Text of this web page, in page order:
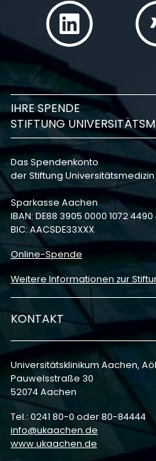
IHRE SPENDE
STIFTUNG
Das Spendenkonto
der Stiftung
Sparkasse Aachen
IBAN: DE88 3905 0000 1072 4490
BIC: AACSDE33XXX
Online-Spende
Weitere Informationen zur
KONTAKT
Universitätsklinikum Aachen,
Pauwelsstraße 30
52074 Aachen
Tel.: 0241 80-0 oder 80-84444
info
ukaachen de
www.ukaachen.de